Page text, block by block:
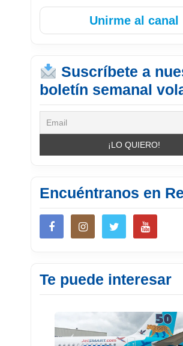
Unirme al canal
Suscríbete a
boletín semanal
Encuéntranos en
Te puede interesar